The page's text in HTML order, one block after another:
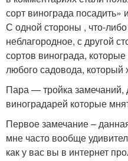
сорт винограда посадить»
С одной стороны , что-
неблагородное, с другой
сортов винограда,
любого садовода, который
Пара — тройка замечаний,
виноградарей которые
Первое замечание –
мне часто вообще
как у вас вы в интернет